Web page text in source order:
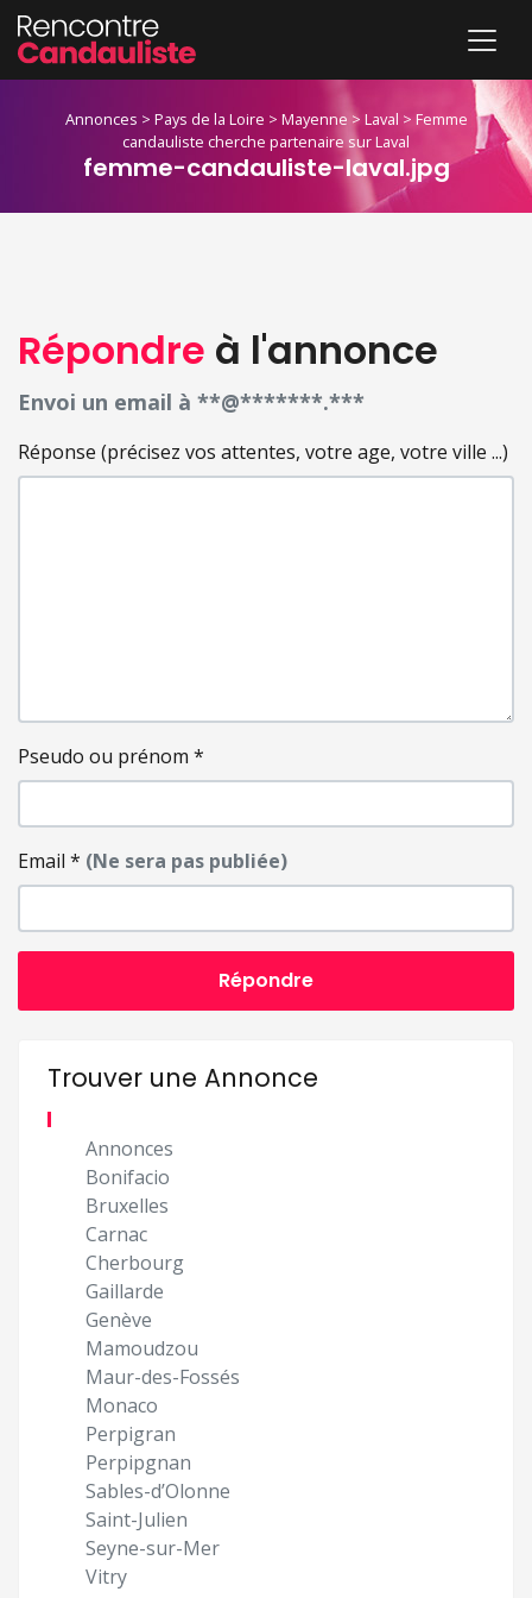
Annonces > Pays de la Loire > Mayenne > Laval > Femme
candauliste cherche partenaire sur Laval
femme-candauliste-laval.jpg
Répondre à l'annonce
Envoi un email à **@*******.***
Réponse (précisez vos attentes, votre age, votre ville ...)
Pseudo ou prénom *
Email * (Ne sera pas publiée)
Répondre
Trouver une Annonce
Annonces
Bonifacio
Bruxelles
Carnac
Cherbourg
Gaillarde
Genève
Mamoudzou
Maur-des-Fossés
Monaco
Perpigran
Perpipgnan
Sables-d’Olonne
Saint-Julien
Seyne-sur-Mer
Vitry